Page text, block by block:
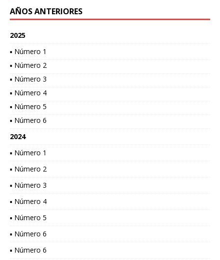
AÑOS ANTERIORES
2025
▪ Número 1
▪ Número 2
▪ Número 3
▪ Número 4
▪ Número 5
▪ Número 6
2024
▪ Número 1
▪ Número 2
▪ Número 3
▪ Número 4
▪ Número 5
▪ Número 6
▪ Número 6